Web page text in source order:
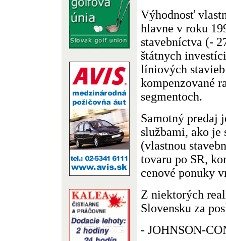
Výhodnosť
hlavne v roku
stavebníctva (-
štátnych
líniových
kompenzované
segmentoch.
Samotný predaj
službami, ako je
(vlastnou
tovaru po SR,
cenové ponuky
Z niektorých
Slovensku za
- JOHNSON-